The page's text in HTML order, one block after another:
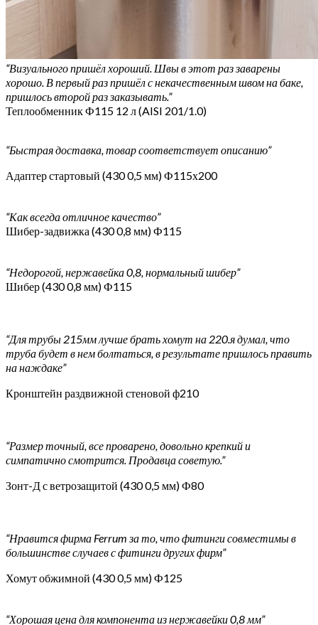
“Визуального пришёл хороший. Швы в этот раз заварены
хорошо. В первый раз пришёл с некачественным швом на баке,
пришлось второй раз заказывать.”
Теплообменник Ф115 12 л (AISI 201/1.0)
“Быстрая доставка, товар соответствует описанию”
Адаптер стартовый (430 0,5 мм) Ф115х200
“Как всегда отличное качество”
Шибер-задвижка (430 0,8 мм) Ф115
“Недорогой, нержавейка 0,8, нормальный шибер”
Шибер (430 0,8 мм) Ф115
“Для трубы 215мм лучше брать хомут на 220.я думал, что
труба будет в нем болтаться, в результате пришлось править
на наждаке”
Кронштейн раздвижной стеновой ф210
“Размер точный, все проварено, довольно крепкий и
симпатично смотрится. Продавца советую.”
Зонт-Д с ветрозащитой (430 0,5 мм) Ф80
“Нравится фирма Ferrum за то, что фитинги совместимы в
большинстве случаев с фитинги других фирм”
Хомут обжимной (430 0,5 мм) Ф125
“Хорошая цена для компонента из нержавейки 0,8 мм”